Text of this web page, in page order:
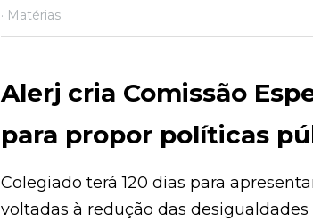
11 de setembro de 2025
Alerj cria Comissão
propor políticas públicas
Colegiado terá 120 dias para apresentar
redução das desigualdades sociais;